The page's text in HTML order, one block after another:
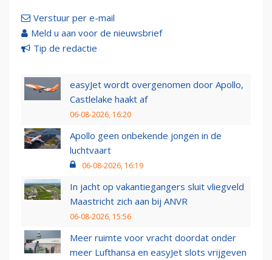
Verstuur per e-mail
Meld u aan voor de nieuwsbrief
Tip de redactie
easyJet wordt overgenomen door Apollo,
Castlelake haakt af
06-08-2026, 16:20
Apollo geen onbekende jongen in de
luchtvaart
06-08-2026, 16:19
In jacht op vakantiegangers sluit vliegveld
Maastricht zich aan bij ANVR
06-08-2026, 15:56
Meer ruimte voor vracht doordat onder
meer Lufthansa en easyJet slots vrijgeven